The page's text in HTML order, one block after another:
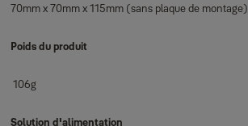
70mm x 70mm x 115mm (sans plaque de montage)
Poids du produit
106g
Solution d'alimentation